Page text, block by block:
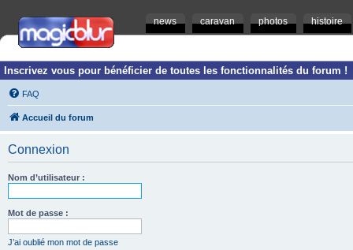
news caravan photos histoire
Inscrivez vous pour bénéficier de toutes les fonctionnalités du forum !
FAQ
Accueil du forum
Connexion
Nom d’utilisateur :
Mot de passe :
J’ai oublié mon mot de passe